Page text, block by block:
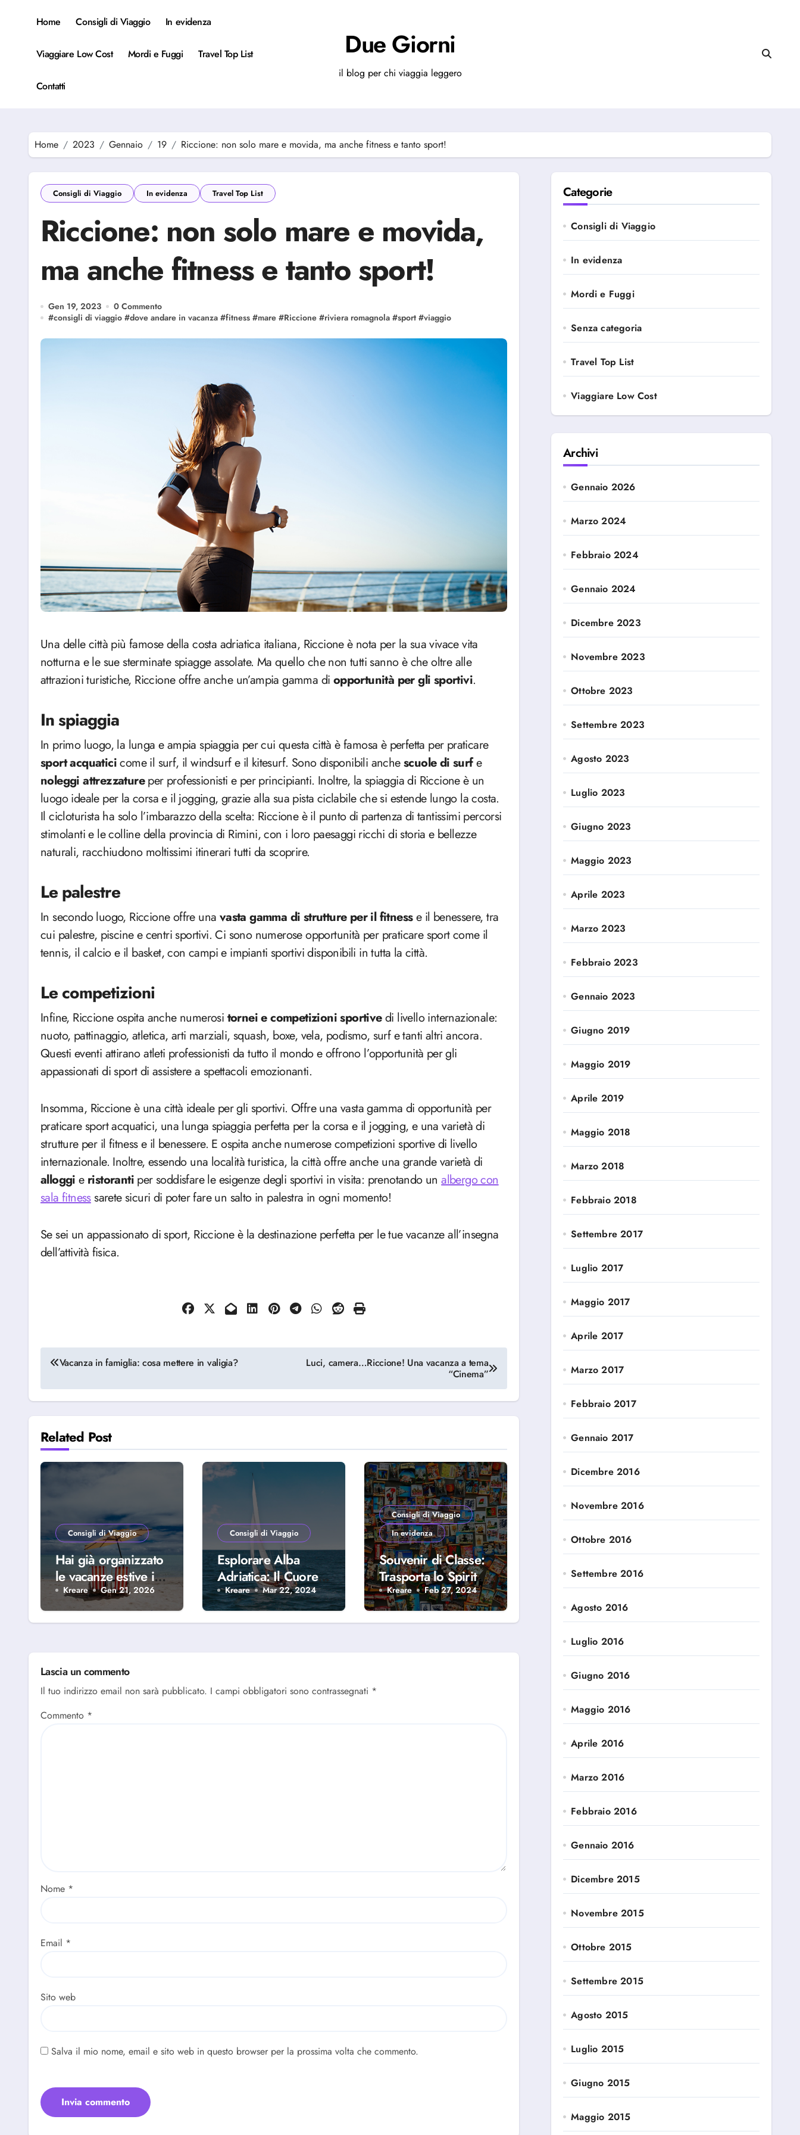
Home Consigli di Viaggio In evidenza
Viaggiare Low Cost Mordi e Fuggi Travel Top List
Contatti
Due Giorni
il blog per chi viaggia leggero
Home 2023 Gennaio 19 Riccione: non solo mare e movida, ma anche fitness e tanto sport!
Consigli di Viaggio In evidenza Travel Top List
Riccione: non solo mare e movida,
ma anche fitness e tanto sport!
Gen 19, 2023
0 Commento
#consigli di viaggio #dove andare in vacanza #fitness #mare #Riccione #riviera romagnola #sport #viaggio
Una delle città più famose della costa adriatica italiana, Riccione è nota per la sua vivace vita
notturna e le sue sterminate spiagge assolate. Ma quello che non tutti sanno è che oltre alle
attrazioni turistiche, Riccione offre anche un’ampia gamma di opportunità per gli sportivi.
In spiaggia
In primo luogo, la lunga e ampia spiaggia per cui questa città è famosa è perfetta per praticare
sport acquaticicome il surf, il windsurf e il kitesurf. Sono disponibili anchescuole di surfe
noleggi attrezzatureper professionisti e per principianti. Inoltre, la spiaggia di Riccione è un
luogo ideale per la corsa e il jogging, grazie alla sua pista ciclabile che si estende lungo la costa.
Il cicloturista ha solo l’imbarazzo della scelta: Riccione è il punto di partenza di tantissimi percorsi
stimolanti e le colline della provincia di Rimini, con i loro paesaggi ricchi di storia e bellezze
naturali, racchiudono moltissimi itinerari tutti da scoprire.
Le palestre
In secondo luogo, Riccione offre una vasta gamma di strutture per il fitnesse il benessere, tra
cui palestre, piscine e centri sportivi. Ci sono numerose opportunità per praticare sport come il
tennis, il calcio e il basket, con campi e impianti sportivi disponibili in tutta la città.
Le competizioni
Infine, Riccione ospita anche numerosi tornei e competizioni sportivedi livello internazionale:
nuoto, pattinaggio, atletica, arti marziali, squash, boxe, vela, podismo, surf e tanti altri ancora.
Questi eventi attirano atleti professionisti da tutto il mondo e offrono l’opportunità per gli
appassionati di sport di assistere a spettacoli emozionanti.
Insomma, Riccione è una città ideale per gli sportivi. Offre una vasta gamma di opportunità per
praticare sport acquatici, una lunga spiaggia perfetta per la corsa e il jogging, e una varietà di
strutture per il fitness e il benessere. E ospita anche numerose competizioni sportive di livello
internazionale. Inoltre, essendo una località turistica, la città offre anche una grande varietà di
alloggi e ristoranti per soddisfare le esigenze degli sportivi in visita: prenotando unalbergo con
sala fitnesssarete sicuri di poter fare un salto in palestra in ogni momento!
Se sei un appassionato di sport, Riccione è la destinazione perfetta per le tue vacanze all’insegna
dell’attività fisica.
Navigazione
articoli
Vacanza in famiglia: cosa mettere in valigia?
Luci, camera…Riccione! Una vacanza a tema
“Cinema”
Related Post
Consigli di Viaggio
Hai già organizzato
le vacanze estive in
famiglia? Scopri
perché scegliere
Alba Adriatica
Kreare Gen 21, 2026
Consigli di Viaggio
Esplorare Alba
Adriatica: Il Cuore
della Riviera
Abruzzese
Kreare Mar 22, 2024
Consigli di Viaggio
In evidenza
Souvenir di Classe:
Trasporta lo Spirito
del Viaggio a Casa
Tua
Kreare Feb 27, 2024
Lascia un commento
Il tuo indirizzo email non sarà pubblicato. I campi obbligatori sono contrassegnati *
Commento *
Nome *
Email *
Sito web
Salva il mio nome, email e sito web in questo browser per la prossima volta che commento.
Categorie
Consigli di Viaggio
In evidenza
Mordi e Fuggi
Senza categoria
Travel Top List
Viaggiare Low Cost
Archivi
Gennaio 2026
Marzo 2024
Febbraio 2024
Gennaio 2024
Dicembre 2023
Novembre 2023
Ottobre 2023
Settembre 2023
Agosto 2023
Luglio 2023
Giugno 2023
Maggio 2023
Aprile 2023
Marzo 2023
Febbraio 2023
Gennaio 2023
Giugno 2019
Maggio 2019
Aprile 2019
Maggio 2018
Marzo 2018
Febbraio 2018
Settembre 2017
Luglio 2017
Maggio 2017
Aprile 2017
Marzo 2017
Febbraio 2017
Gennaio 2017
Dicembre 2016
Novembre 2016
Ottobre 2016
Settembre 2016
Agosto 2016
Luglio 2016
Giugno 2016
Maggio 2016
Aprile 2016
Marzo 2016
Febbraio 2016
Gennaio 2016
Dicembre 2015
Novembre 2015
Ottobre 2015
Settembre 2015
Agosto 2015
Luglio 2015
Giugno 2015
Maggio 2015